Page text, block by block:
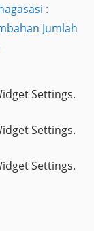
:
Jumlah
Settings.
Settings.
Settings.